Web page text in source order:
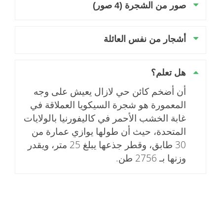
صور من الشجرة (4 صور)
أشجار من نفس العائلة
هل تعلم؟
أن أضخم كائن حي لازال يعيش على وجه
المعمورة هو شجرة السيكويا العملاقة في
غابة الخشب الأحمر في كاليفورنيا بالولايات
المتحدة، حيث أن طولها يوازي عمارة من
30 طابق، وقطر جذعها يبلغ 25 متر، ويقدر
وزنها بـ 2756 طن.